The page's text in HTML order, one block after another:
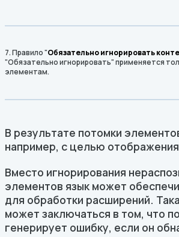
7. Правило "Обязательно игнорировать
"Обязательно игнорировать" применяется
элементам.
В результате потомки
например, с целью
Вместо игнорирования
элементов язык может
для обработки расширений.
может заключаться в том, что
генерирует ошибку, если он